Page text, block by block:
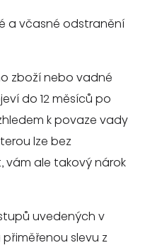
a včasné odstranění
zboží nebo vadné
do 12 měsíců po
k povaze vady
lze bez
ale takový nárok
uvedených v
slevu z